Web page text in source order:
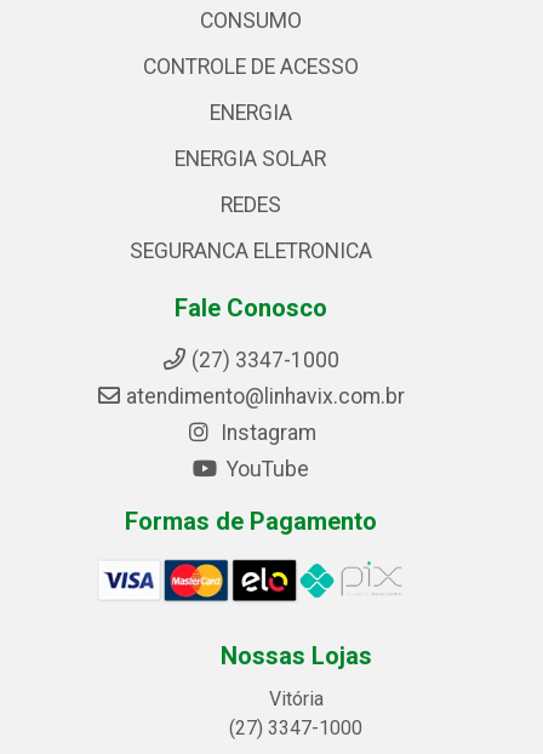
CONSUMO
CONTROLE DE ACESSO
ENERGIA
ENERGIA SOLAR
REDES
SEGURANCA ELETRONICA
Fale Conosco
(27) 3347-1000
atendimento@linhavix.com.br
Instagram
YouTube
Formas de Pagamento
Nossas Lojas
Vitória
(27) 3347-1000